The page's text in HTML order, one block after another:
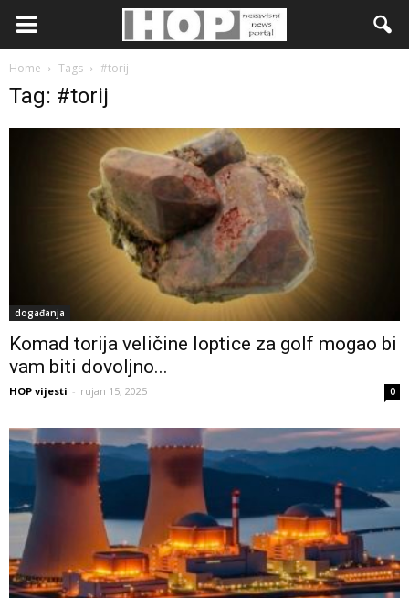
Home Tags #torij
Tag: #torij
događanja
Komad torija veličine loptice za golf mogao bi
vam biti dovoljno...
HOP vijesti - rujan 15, 2025 0